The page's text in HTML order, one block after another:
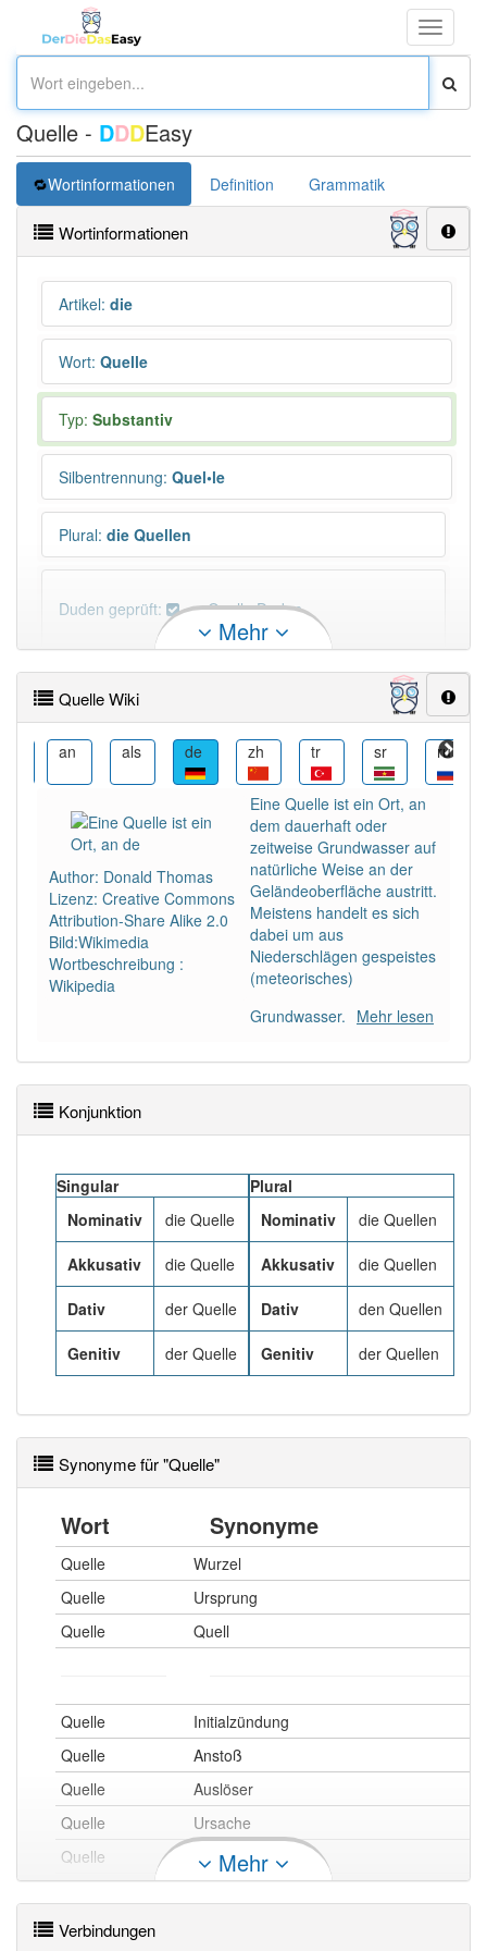
Toggle
Quelle - DDDEasy
Wortinformationen Definition Grammatik
Wortinformationen
Artikel: die
Wort: Quelle
Typ: Substantiv
Silbentrennung: Quel•le
Plural: die Quellen
Duden geprüft: Quelle Duden
PowerIndex:9 217
Häufigkeit: 6 von 10
Wörter mit Endung : 48
Wörter mit Endung-quelle
aber mit einem anderen
Artikeldie: 0
80% unserer Spielapp-Nutzer haben den Artikel
korrekt erraten.
Mehr
Quelle Wiki
an als de zh tr sr ru
Author: Donald Thomas
Lizenz: Creative Commons
Attribution-Share Alike 2.0
Bild:Wikimedia
Wortbeschreibung :
Wikipedia
Eine Quelle ist ein Ort, an
dem dauerhaft oder
zeitweise Grundwasser auf
natürliche Weise an der
Geländeoberfläche austritt.
Meistens handelt es sich
dabei um aus
Niederschlägen gespeistes
(meteorisches)
Grundwasser. Mehr lesen
Konjunktion
Singular
Nominativ
die Quelle
Akkusativ die Quelle
Dativ der Quelle
Genitiv der Quelle
Plural
Nominativ
die Quellen
Akkusativ die Quellen
Dativ den Quellen
Genitiv der Quellen
Synonyme für "Quelle"
Wort Synonyme
Quelle
Wurzel
Quelle
Ursprung
Quelle
Quell
Quelle
Initialzündung
Quelle
Anstoß
Quelle
Auslöser
Quelle
Ursache
Quelle
Beweggrund
Quelle
Mehr
Verbindungen